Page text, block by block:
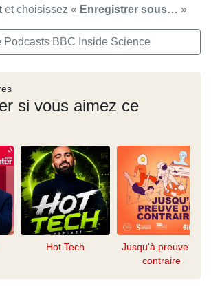
et choisissez « Enregistrer sous… »
Podcasts BBC Inside Science
si vous aimez ce
Hot Tech
Jusqu'à preuve du
contraire